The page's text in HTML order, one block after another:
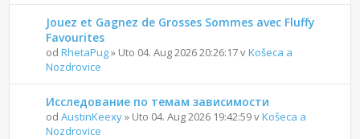
Jouez et Gagnez de Grosses Sommes avec Fluffy
Favourites
odRhetaPug» Uto 04. Aug 2026 20:26:17 vKošeca a
Nozdrovice
Исследование по темам зависимости
odAustinKeexy» Uto 04. Aug 2026 19:42:59 vKošeca a
Nozdrovice